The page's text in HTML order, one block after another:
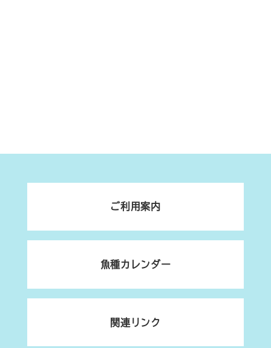
ご利用案内
魚種カレンダー
関連リンク